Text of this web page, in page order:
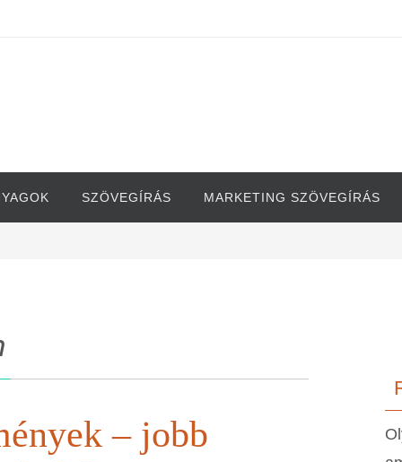
SZÖVEGÍRÁS MARKETING SZÖVEGÍRÁS
– jobb